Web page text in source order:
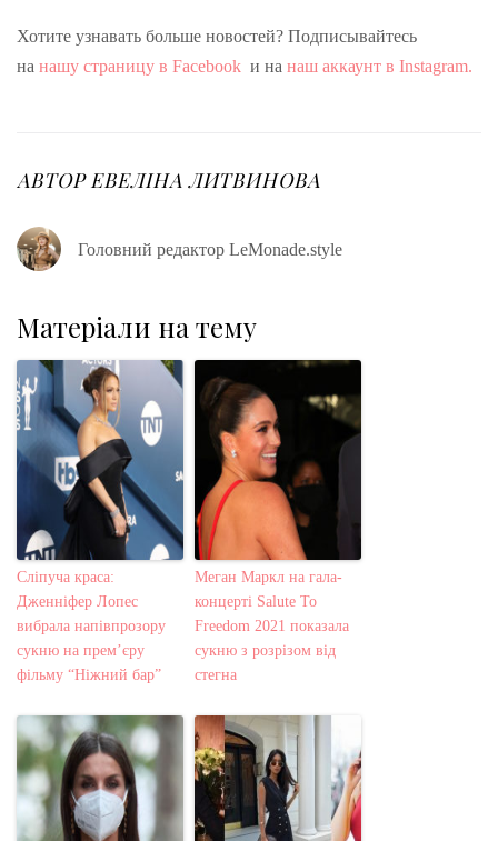
Хотите узнавать больше новостей? Подписывайтесь
на нашу страницу в Facebook и на наш аккаунт в Instagram.
АВТОРЕВЕЛІНА ЛИТВИНОВА
Головний редактор LeMonade.style
Матеріали на тему
Сліпуча краса:
Дженніфер Лопес
вибрала напівпрозору
сукню на прем’єру
фільму “Ніжний бар”
Меган Маркл на гала-
концерті Salute To
Freedom 2021 показала
сукню з розрізом від
стегна